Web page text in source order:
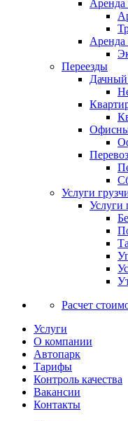
Аренда
Аренда
Переезды
Дачный
Услуги
Услуги
Расчет
Услуги
О компании
Автопарк
Тарифы
Контроль качества
Вакансии
Контакты